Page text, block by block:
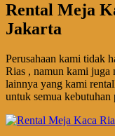
Rental Meja
Jakarta
Perusahaan kami tidak
Rias , namun kami juga
lainnya yang kami
untuk semua kebutuhan